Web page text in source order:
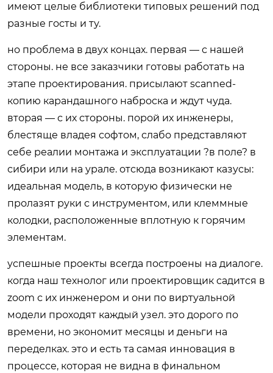
имеют целые библиотеки типовых решений под
разные госты и ту.
но проблема в двух концах. первая — с нашей
стороны. не все заказчики готовы работать на
этапе проектирования. присылают scanned-
копию карандашного наброска и ждут чуда.
вторая — с их стороны. порой их инженеры,
блестяще владея софтом, слабо представляют
себе реалии монтажа и эксплуатации ?в поле? в
сибири или на урале. отсюда возникают казусы:
идеальная модель, в которую физически не
пролазят руки с инструментом, или клеммные
колодки, расположенные вплотную к горячим
элементам.
успешные проекты всегда построены на диалоге.
когда наш технолог или проектировщик садится в
zoom с их инженером и они по виртуальной
модели проходят каждый узел. это дорого по
времени, но экономит месяцы и деньги на
переделках. это и есть та самая инновация в
процессе, которая не видна в финальном